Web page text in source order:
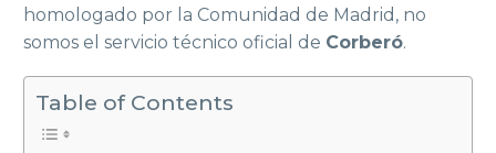
homologado por la Comunidad de Madrid, no
somos el servicio técnico oficial de Corberó.
Table of Contents